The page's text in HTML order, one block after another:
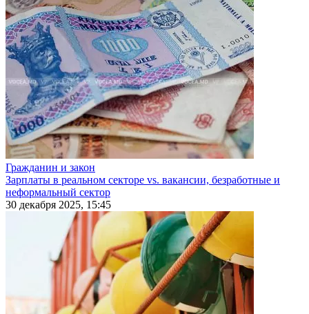
Гражданин и закон
Зарплаты в реальном секторе vs. вакансии, безработные и
неформальный сектор
30 декабря 2025, 15:45